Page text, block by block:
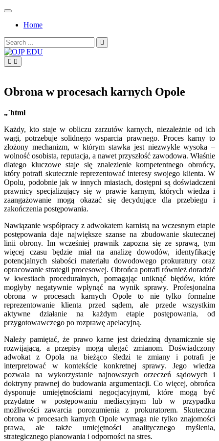
Skip
contentHome
Search
for:
Obrona w procesach karnych Opole
„`html
Każdy, kto staje w obliczu zarzutów karnych, niezależnie od ich
wagi, potrzebuje solidnego wsparcia prawnego. Proces karny to
złożony mechanizm, w którym stawka jest niezwykle wysoka –
wolność osobista, reputacja, a nawet przyszłość zawodowa. Właśnie
dlatego kluczowe staje się znalezienie kompetentnego obrońcy,
który potrafi skutecznie reprezentować interesy swojego klienta. W
Opolu, podobnie jak w innych miastach, dostępni są doświadczeni
prawnicy specjalizujący się w prawie karnym, których wiedza i
zaangażowanie mogą okazać się decydujące dla przebiegu i
zakończenia postępowania.
Nawiązanie współpracy z adwokatem karnistą na wczesnym etapie
postępowania daje największe szanse na zbudowanie skutecznej
linii obrony. Im wcześniej prawnik zapozna się ze sprawą, tym
więcej czasu będzie miał na analizę dowodów, identyfikację
potencjalnych słabości materiału dowodowego prokuratury oraz
opracowanie strategii procesowej. Obrońca potrafi również doradzić
w kwestiach proceduralnych, pomagając uniknąć błędów, które
mogłyby negatywnie wpłynąć na wynik sprawy. Profesjonalna
obrona w procesach karnych Opole to nie tylko formalne
reprezentowanie klienta przed sądem, ale przede wszystkim
aktywne działanie na każdym etapie postępowania, od
przygotowawczego po rozprawę apelacyjną.
Należy pamiętać, że prawo karne jest dziedziną dynamicznie się
rozwijającą, a przepisy mogą ulegać zmianom. Doświadczony
adwokat z Opola na bieżąco śledzi te zmiany i potrafi je
interpretować w kontekście konkretnej sprawy. Jego wiedza
pozwala na wykorzystanie najnowszych orzeczeń sądowych i
doktryny prawnej do budowania argumentacji. Co więcej, obrońca
dysponuje umiejętnościami negocjacyjnymi, które mogą być
przydatne w postępowaniu mediacyjnym lub w przypadku
możliwości zawarcia porozumienia z prokuratorem. Skuteczna
obrona w procesach karnych Opole wymaga nie tylko znajomości
prawa, ale także umiejętności analitycznego myślenia,
strategicznego planowania i odporności na stres.